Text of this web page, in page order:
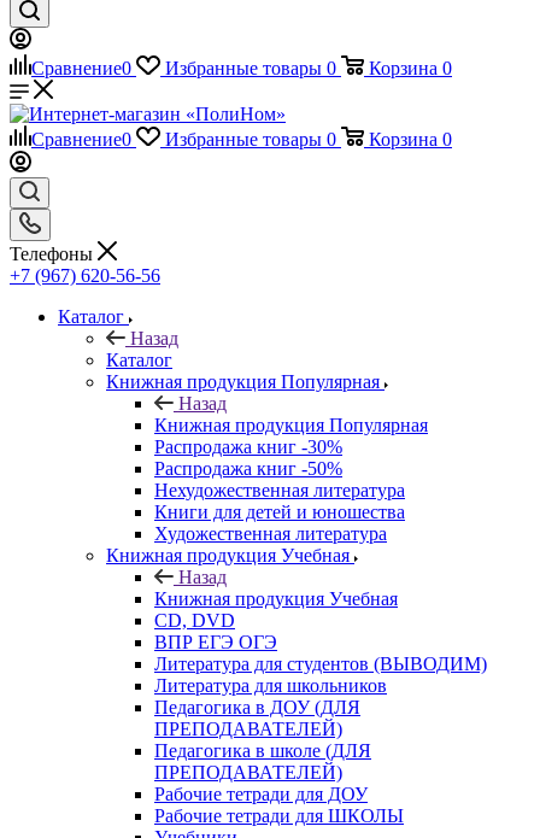
Сравнение0 Избранные товары 0 Корзина 0
Сравнение0 Избранные товары 0 Корзина 0
Телефоны
+7 (967) 620-56-56
Каталог
Назад
Каталог
Книжная продукция Популярная
Назад
Книжная продукция Популярная
Распродажа книг -30%
Распродажа книг -50%
Нехудожественная литература
Книги для детей и юношества
Художественная литература
Книжная продукция Учебная
Назад
Книжная продукция Учебная
CD, DVD
ВПР ЕГЭ ОГЭ
Литература для студентов (ВЫВОДИМ)
Литература для школьников
Педагогика в ДОУ (ДЛЯ
ПРЕПОДАВАТЕЛЕЙ)
Педагогика в школе (ДЛЯ
ПРЕПОДАВАТЕЛЕЙ)
Рабочие тетради для ДОУ
Рабочие тетради для ШКОЛЫ